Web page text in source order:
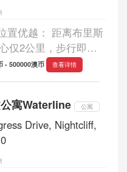
置优越： 距离布里斯
仅2公里，步行即可
谷的出色购物设施和
生活，只需短途步行
点唐人街。 2.城市规
...
- 500000澳币 查看详情
寓Waterline 公寓
Drive, Nightcliff,